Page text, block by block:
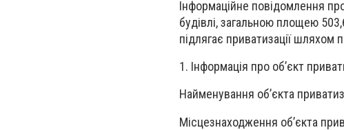
Інформаційне повідомлення
будівлі, загальною площею
підлягає приватизації шляхом
1. Інформація про об’єкт
Найменування об’єкта
Місцезнаходження об’єкта